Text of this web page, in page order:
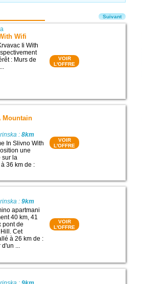
Wifi
Ii With
: Murs de
VOIR
L'OFFRE
Mountain
:8km
In Slivno With
une
sur la
36 km de :
VOIR
L'OFFRE
:9km
apartmani
40 km, 41
pont de
Cet
à 26 km de :
d'un ...
VOIR
L'OFFRE
Suivant